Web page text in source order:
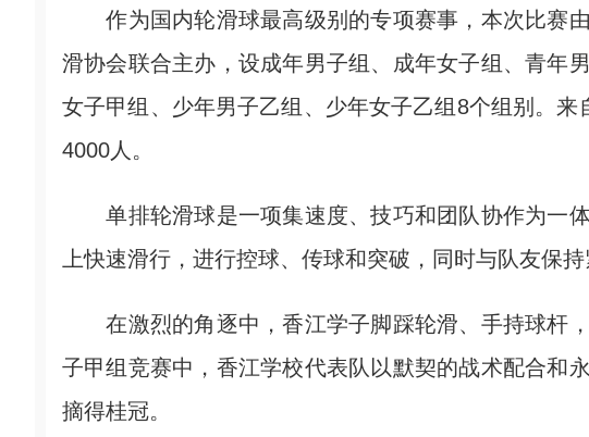
作为国内轮滑球最高级别的专项赛事，本次比赛
滑协会联合主办，设成年男子组、成年女子组、青年
女子甲组、少年男子乙组、少年女子乙组8个组别。
4000人。
单排轮滑球是一项集速度、技巧和团队协作为一
上快速滑行，进行控球、传球和突破，同时与队友保
在激烈的角逐中，香江学子脚踩轮滑、手持球杆
子甲组竞赛中，香江学校代表队以默契的战术配合和
摘得桂冠。